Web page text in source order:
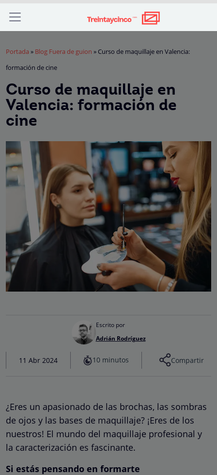
Portada » Blog Fuera de guion » Curso de maquillaje en Valencia:
formación de cine
Curso de maquillaje en
Valencia: formación de
cine
Escrito por
Adrián Rodríguez
11 Abr 2024 10 minutos Compartir
¿Eres un apasionado de las brochas, las sombras
de ojos y las bases de maquillaje? ¡Eres de los
nuestros! El mundo del maquillaje profesional y
la caracterización es fascinante.
Si estás pensando en formarte